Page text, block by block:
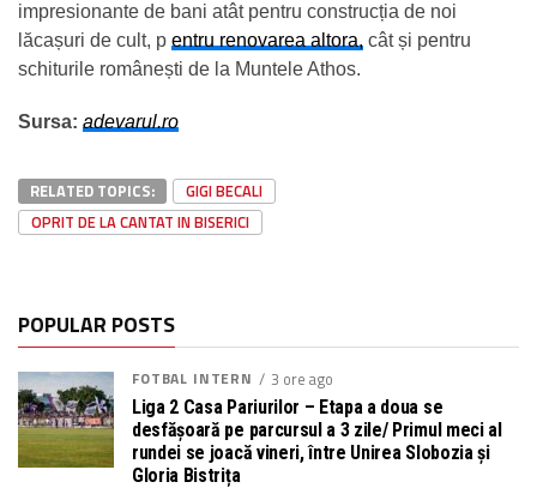
impresionante de bani atât pentru construcția de noi
lăcașuri de cult, p entru renovarea altora, cât și pentru
schiturile românești de la Muntele Athos.
Sursa: adevarul.ro
RELATED TOPICS:
GIGI BECALI
OPRIT DE LA CANTAT IN BISERICI
POPULAR POSTS
FOTBAL INTERN 3 ore ago
Liga 2 Casa Pariurilor – Etapa a doua se
desfășoară pe parcursul a 3 zile/ Primul meci al
rundei se joacă vineri, între Unirea Slobozia și
Gloria Bistrița